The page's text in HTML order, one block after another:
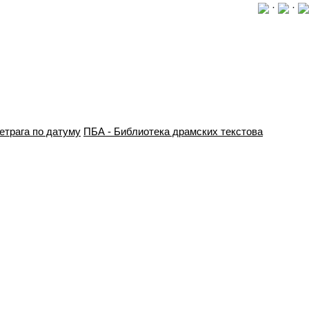
· ·
по датуму ПБА - Библиотека драмских текстова